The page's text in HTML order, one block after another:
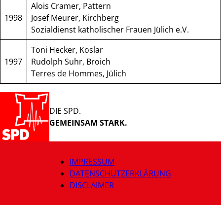
1998
Alois Cramer, Pattern
Josef Meurer, Kirchberg
Sozialdienst katholischer Frauen Jülich e.V.
1997
Toni Hecker, Koslar
Rudolph Suhr, Broich
Terres de Hommes, Jülich
DIE SPD.
GEMEINSAM STARK.
IMPRESSUM
DATENSCHUTZERKLÄRUNG
DISCLAIMER